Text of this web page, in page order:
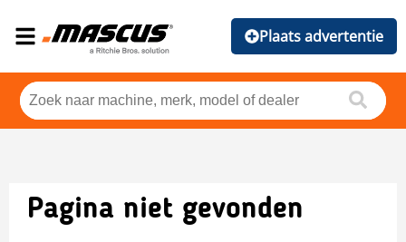
Plaats advertentie
Pagina niet gevonden